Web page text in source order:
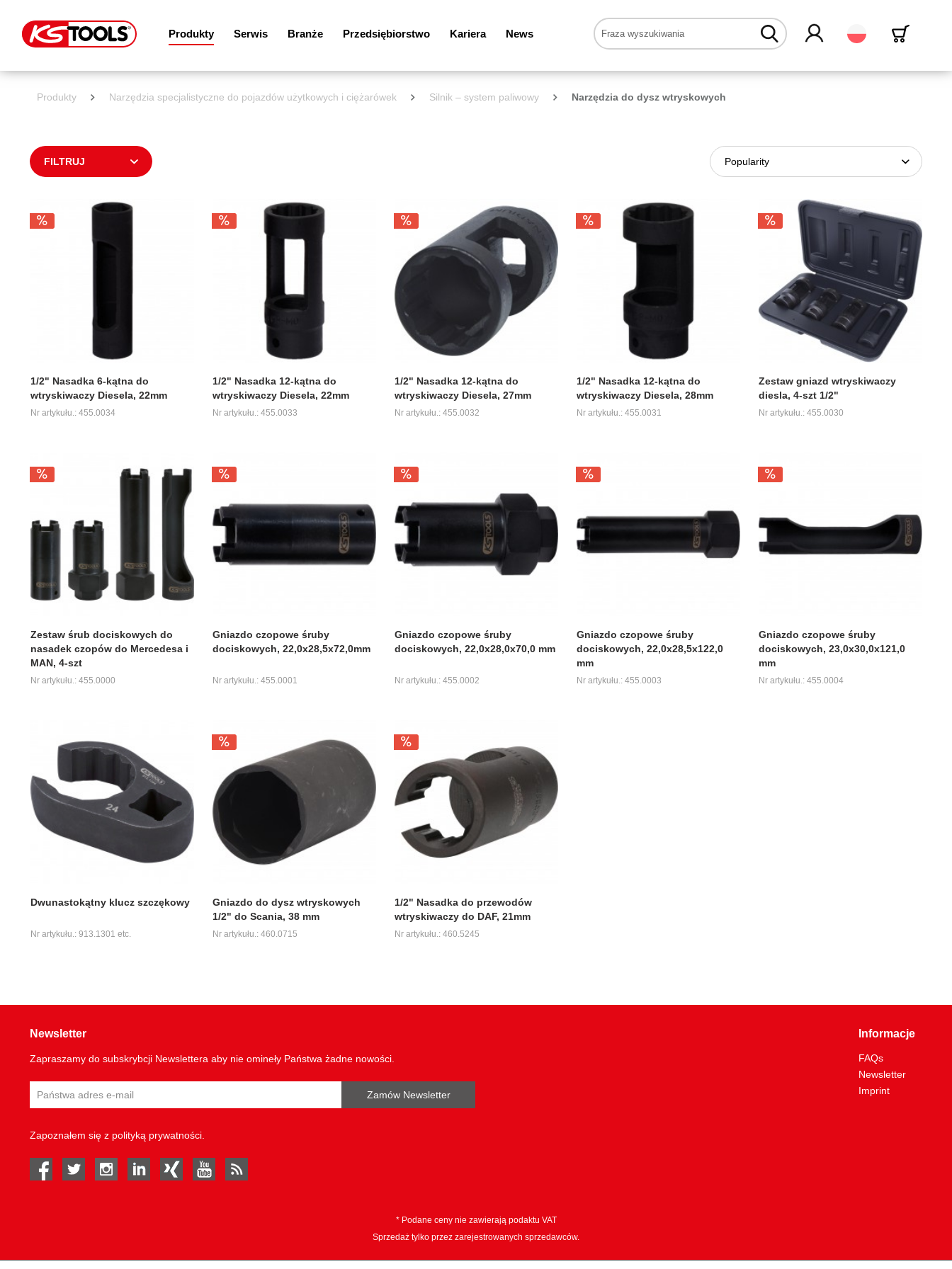
Produkty Serwis Branże Przedsiębiorstwo Kariera News Polski
Produkty Narzędzia specjalistyczne do pojazdów użytkowych i ciężarówek Silnik – system paliwowy Narzędzia do dysz wtryskowych
FILTRUJ
1/2" Nasadka 6-kątna do
wtryskiwaczy Diesela, 22mm
Nr artykułu.: 455.0034
1/2" Nasadka 12-kątna do
wtryskiwaczy Diesela, 22mm
Nr artykułu.: 455.0033
1/2" Nasadka 12-kątna do
wtryskiwaczy Diesela, 27mm
Nr artykułu.: 455.0032
1/2" Nasadka 12-kątna do
wtryskiwaczy Diesela, 28mm
Nr artykułu.: 455.0031
Zestaw gniazd wtryskiwaczy
diesla, 4-szt 1/2"
Nr artykułu.: 455.0030
Zestaw śrub dociskowych do
nasadek czopów do Mercedesa i
MAN, 4-szt
Nr artykułu.: 455.0000
Gniazdo czopowe śruby
dociskowych, 22,0x28,5x72,0mm
Nr artykułu.: 455.0001
Gniazdo czopowe śruby
dociskowych, 22,0x28,0x70,0 mm
Nr artykułu.: 455.0002
Gniazdo czopowe śruby
dociskowych, 22,0x28,5x122,0
mm
Nr artykułu.: 455.0003
Gniazdo czopowe śruby
dociskowych, 23,0x30,0x121,0
mm
Nr artykułu.: 455.0004
Dwunastokątny klucz szczękowy
Nr artykułu.: 913.1301 etc.
Gniazdo do dysz wtryskowych
1/2" do Scania, 38 mm
Nr artykułu.: 460.0715
1/2" Nasadka do przewodów
wtryskiwaczy do DAF, 21mm
Nr artykułu.: 460.5245
Newsletter
Zapraszamy do subskrybcji Newslettera aby nie omineły Państwa żadne nowości.
Zamów Newsletter
Zapoznałem się z polityką prywatności
facebook twitter instagramlinked in Xing youtube
Informacje
FAQs
Newsletter
Imprint
* Podane ceny nie zawierają podaktu VAT
Sprzedaż tylko przez zarejestrowanych sprzedawców.